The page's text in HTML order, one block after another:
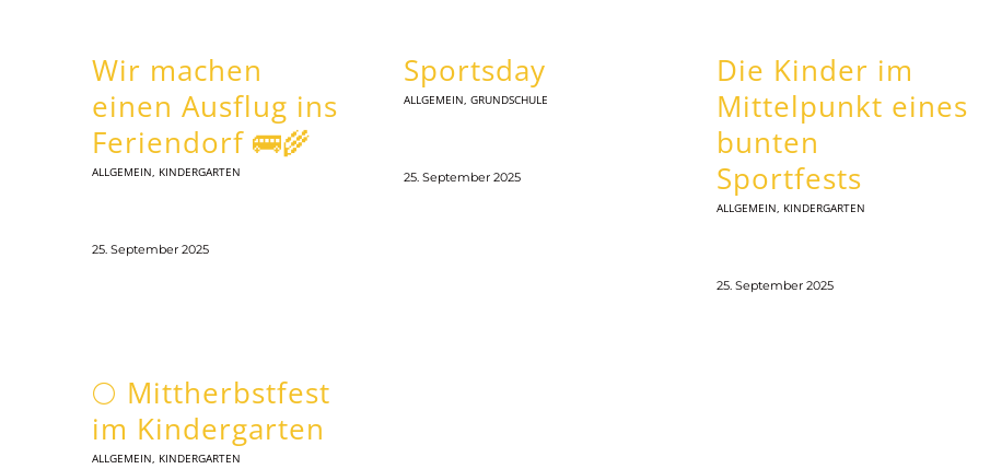
Wir machen
einen Ausflug ins
Feriendorf 🚌🌾
ALLGEMEIN, KINDERGARTEN
25. September 2025
Sportsday
ALLGEMEIN,GRUNDSCHULE
25. September 2025
Die Kinder im
Mittelpunkt eines
bunten
Sportfests
ALLGEMEIN, KINDERGARTEN
25. September 2025
🌕 Mittherbstfest
im Kindergarten
ALLGEMEIN, KINDERGARTEN